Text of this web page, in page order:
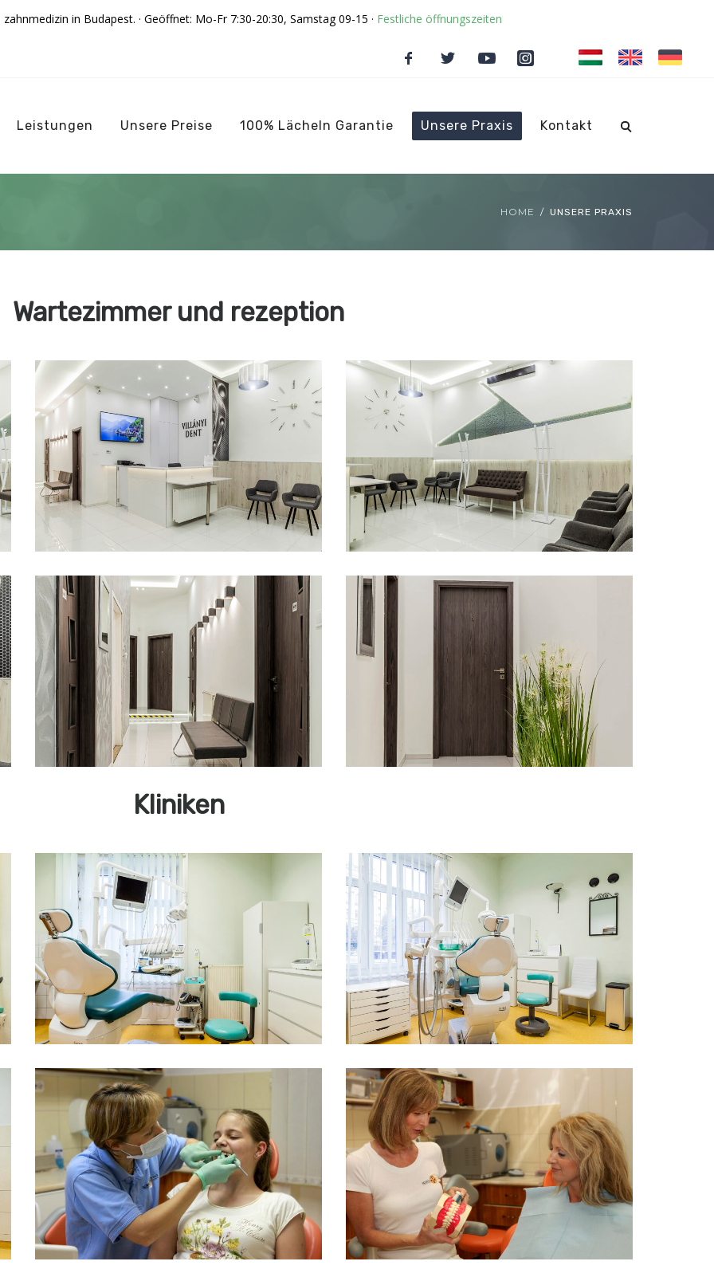
in Budapest. · Geöffnet: Mo-Fr 7:30-20:30, Samstag 09-15 · Festliche öffnungszeiten
Leistungen Unsere Preise 100% Lächeln Garantie Unsere Praxis Kontakt
HOME UNSERE PRAXIS
Wartezimmer und rezeption
Kliniken